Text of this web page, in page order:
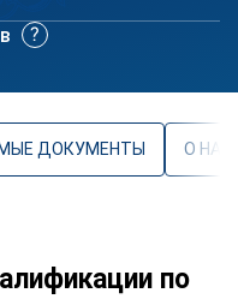
ДОКУМЕНТЫ О
по